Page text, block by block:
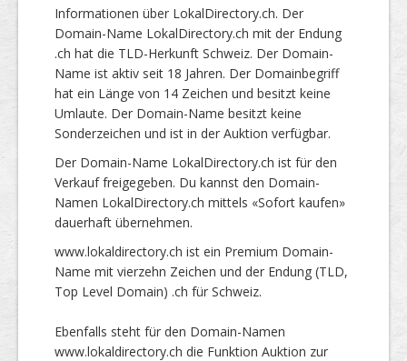
Informationen über LokalDirectory.ch. Der
Domain-Name LokalDirectory.ch mit der Endung
.ch hat die TLD-Herkunft Schweiz. Der Domain-
Name ist aktiv seit 18 Jahren. Der Domainbegriff
hat ein Länge von 14 Zeichen und besitzt keine
Umlaute. Der Domain-Name besitzt keine
Sonderzeichen und ist in der Auktion verfügbar.
Der Domain-Name LokalDirectory.ch ist für den
Verkauf freigegeben. Du kannst den Domain-
Namen LokalDirectory.ch mittels «Sofort kaufen»
dauerhaft übernehmen.
www.lokaldirectory.ch ist ein Premium Domain-
Name mit vierzehn Zeichen und der Endung (TLD,
Top Level Domain) .ch für Schweiz.
Ebenfalls steht für den Domain-Namen
www.lokaldirectory.ch die Funktion Auktion zur